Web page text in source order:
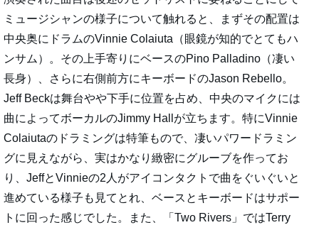
ミュージシャンの様子について触れると、まずその配置は
中央奥にドラムのVinnie Colaiuta（眼鏡が知的でとてもハ
ンサム）。その上手寄りにベースのPino Palladino（凄い
長身）、さらに右側前方にキーボードのJason Rebello。
Jeff Beckは舞台やや下手に位置を占め、中央のマイクには
曲によってボーカルのJimmy Hallが立ちます。特にVinnie
Colaiutaのドラミングは特筆もので、凄いパワードラミン
グに見えながら、実はかなり緻密にグルーブを作ってお
り、JeffとVinnieの2人がアイコンタクトで曲をぐいぐいと
進めている様子も見てとれ、ベースとキーボードはサポー
トに回った感じでした。また、「Two Rivers」ではTerry